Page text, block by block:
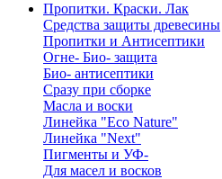
Пропитки. Краски. Лак
Средства защиты древесины
Пропитки и Антисептики
Огне- Био- защита
Био- антисептики
Сразу при сборке
Масла и воски
Линейка "Eco Nature"
Линейка "Next"
Пигменты и УФ-
Для масел и восков